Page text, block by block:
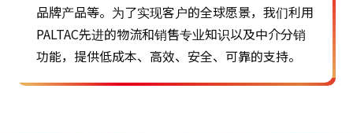
品牌产品等。为了实现客户的全球愿景，我们利用
PALTAC先进的物流和销售专业知识以及中介分销
功能，提供低成本、高效、安全、可靠的支持。